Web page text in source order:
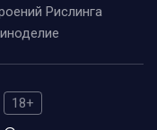
Рислинга
18+